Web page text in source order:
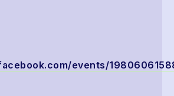
events/